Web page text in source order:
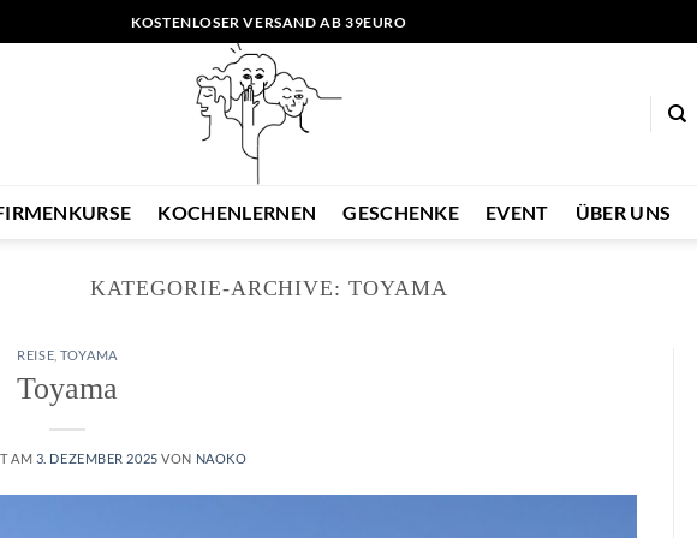
KOSTENLOSER VERSAND AB 39EURO
KOCHENLERNEN GESCHENKE EVENT ÜBER UNS
KATEGORIE-ARCHIVE: TOYAMA
REISE ,TOYAMA
Toyama
AM 3. DEZEMBER 2025 VON NAOKO